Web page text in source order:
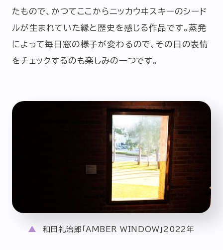
たもので、かつてここからニッカウヰスキーのシード
ルが生まれていた縁と歴史を感じる作品です。蒸発
によって毎日窓の様子が変わるので、その日の表情
をチェックするのも楽しみの一つです。
和田礼治郎「AMBER WINDOW」2022年